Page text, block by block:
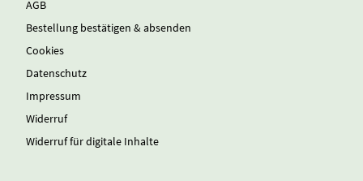
AGB
Bestellung bestätigen & absenden
Cookies
Datenschutz
Impressum
Widerruf
Widerruf für digitale Inhalte